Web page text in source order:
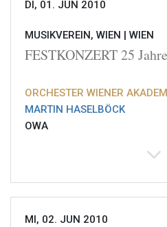
DI, 01. JUN 2010
MUSIKVEREIN, WIEN | WIEN
FESTKONZERT 25
ORCHESTER WIENER
MARTIN HASELBÖCK
OWA
MI, 02. JUN 2010